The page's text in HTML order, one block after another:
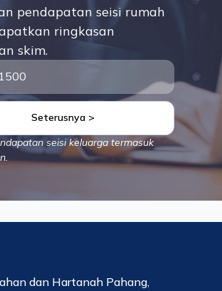
pendapatan seisi rumah
ringkasan
skim.
Seterusnya >
seisi keluarga termasuk
dan Hartanah Pahang,